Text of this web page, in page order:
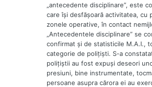
„antecedente disciplinare”, este
care îşi desfăşoară activitatea, cu
zonele operative, în contact
„Antecedentele disciplinare” se
confirmat şi de statisticile M.A.I.,
categorie de poliţişti. S-a
poliţiştii au fost expuşi deseori
presiuni, bine instrumentate,
persoane asupra cărora ei au